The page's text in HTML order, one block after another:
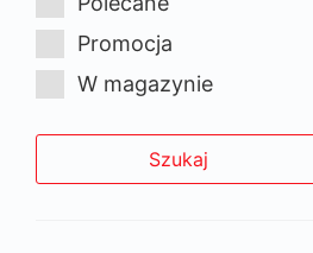
Promocja
W magazynie